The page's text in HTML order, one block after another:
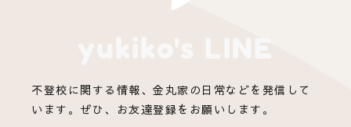
不登校に関する情報、金丸家の日常などを発信して
います。ぜひ、お友達登録をお願いします。